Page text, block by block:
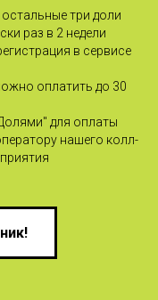
три доли
раз в 2 недели
в сервисе
оплатить до 30
для оплаты
нашего колл-